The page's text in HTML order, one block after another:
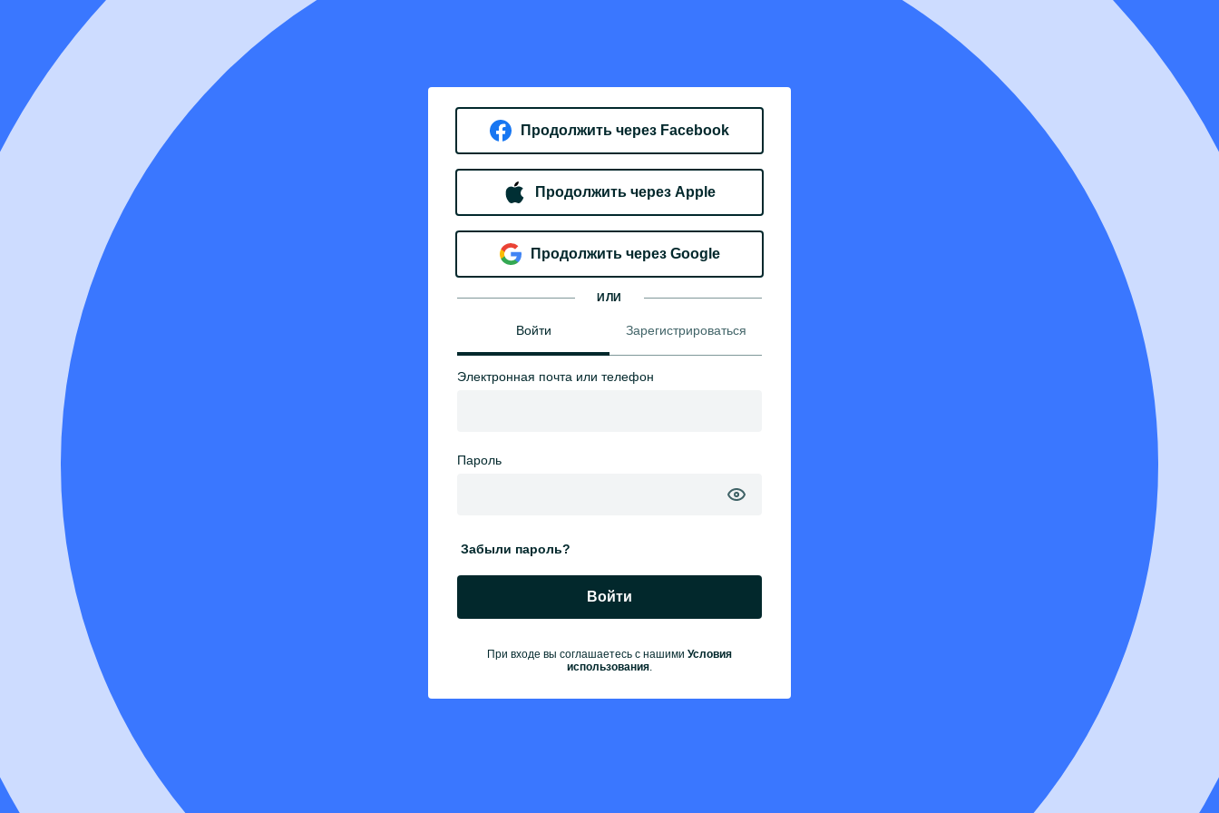
Продолжить через Facebook
Продолжить через Apple
Продолжить через Google
ИЛИ
Войти Зарегистрироваться
Электронная почта или телефон
Пароль
Забыли пароль?
Войти
При входе вы соглашаетесь с нашими Условия
использования.